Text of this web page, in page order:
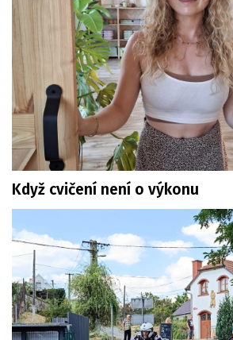
Když cvičení není o výkonu